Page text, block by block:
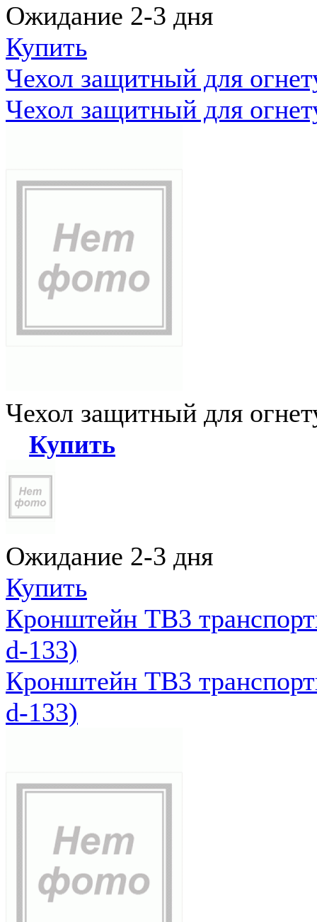
Ожидание 2-3 дня
Купить
Чехол защитный для
Чехол защитный для
Чехол защитный для
Купить
Ожидание 2-3 дня
Купить
Кронштейн ТВ3
d-133)
Кронштейн ТВ3
d-133)